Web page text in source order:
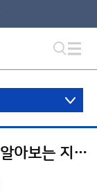
아이들의 눈높이에서 전래동화로 알아보는 지진 정보